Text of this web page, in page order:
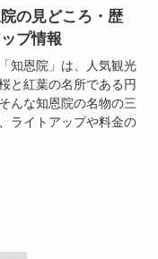
の見どころ・歴
プ情報
知恩院」は、人気観光
と紅葉の名所である円
んな知恩院の名物の三
ライトアップや料金の